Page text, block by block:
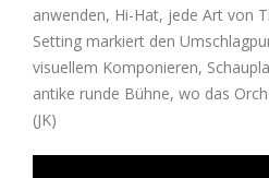
anwenden, Hi-Hat, jede Art von
Setting markiert den
visuellem Komponieren,
antike runde Bühne, wo das
(JK)